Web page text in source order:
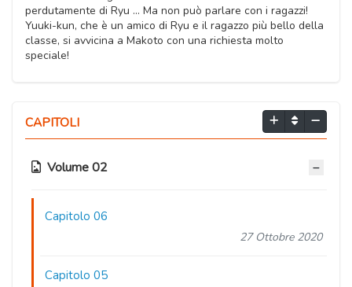
perdutamente di Ryu ... Ma non può parlare con i ragazzi!
Yuuki-kun, che è un amico di Ryu e il ragazzo più bello della
classe, si avvicina a Makoto con una richiesta molto
speciale!
CAPITOLI
Volume 02
Capitolo 06
27 Ottobre 2020
Capitolo 05